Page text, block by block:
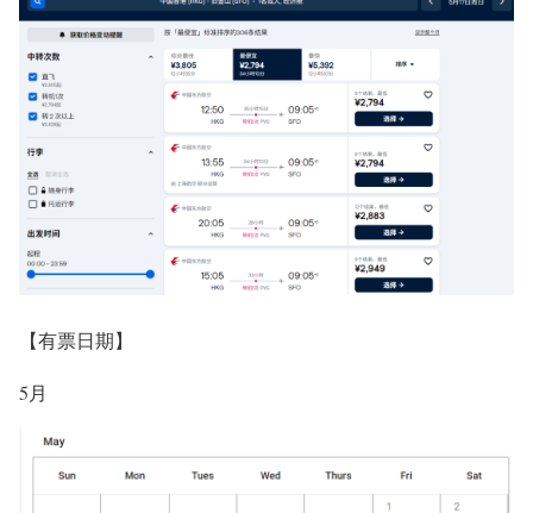
【有票日期】
5月